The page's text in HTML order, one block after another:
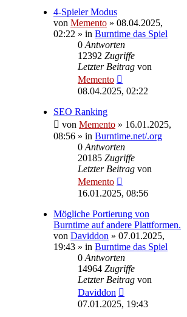
4-Spieler Modus
von Memento » 08.04.2025,
02:22 » in Burntime das Spiel
0 Antworten
12392 Zugriffe
Letzter Beitrag von
Memento
08.04.2025, 02:22
SEO Ranking
von Memento » 16.01.2025,
08:56 » in Burntime.net/.org
0 Antworten
20185 Zugriffe
Letzter Beitrag von
Memento
16.01.2025, 08:56
Mögliche Portierung von
Burntime auf andere Plattformen.
von Daviddon » 07.01.2025,
19:43 » in Burntime das Spiel
0 Antworten
14964 Zugriffe
Letzter Beitrag von
Daviddon
07.01.2025, 19:43